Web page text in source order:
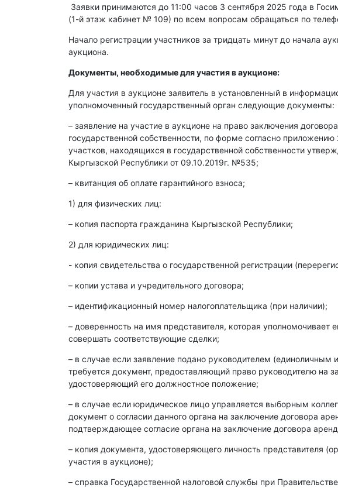
Заявки принимаются до 11:00 часов 3 сентября 2025 года в
(1-й этаж кабинет № 109) по всем вопросам обращаться по
Начало регистрации участников за тридцать минут до начала
аукциона.
Документы, необходимые для участия в аукционе:
Для участия в аукционе заявитель в установленный в
уполномоченный государственный орган следующие документы:
– заявление на участие в аукционе на право заключения
государственной собственности, по форме согласно
участков, находящихся в государственной собственности
Кыргызской Республики от 09.10.2019г. №535;
– квитанция об оплате гарантийного взноса;
1) для физических лиц:
– копия паспорта гражданина Кыргызской Республики;
2) для юридических лиц:
- копия свидетельства о государственной регистрации
– копии устава и учредительного договора;
– идентификационный номер налогоплательщика (при наличии);
– доверенность на имя представителя, которая уполномочивает
совершать соответствующие сделки;
– в случае если заявление подано руководителем
требуется документ, предоставляющий право руководителю на
удостоверяющий его должностное положение;
– в случае если юридическое лицо управляется выборным
документ о согласии данного органа на заключение договора
подтверждающее согласие органа на заключение договора
– копия документа, удостоверяющего личность представителя
участия в аукционе);
– справка Государственной налоговой службы при